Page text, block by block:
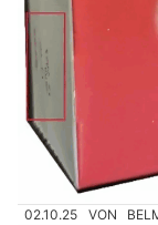
02.10.25 VON